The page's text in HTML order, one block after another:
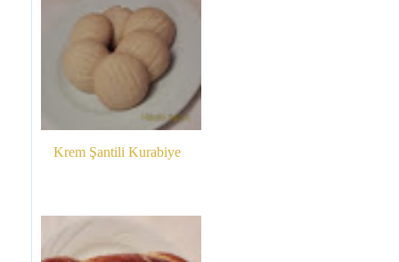
Krem Şantili Kurabiye